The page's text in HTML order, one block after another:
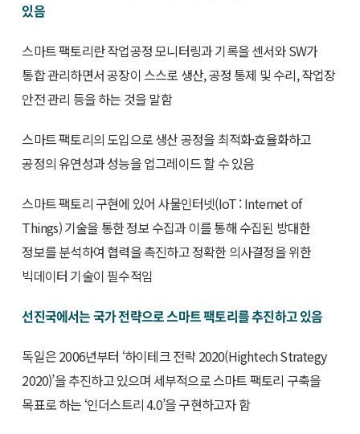
있음
스마트 팩토리란 작업공정 모니터링과 기록을 센서와 SW가
통합 관리하면서 공장이 스스로 생산, 공정 통제 및 수리, 작업장
안전 관리 등을 하는 것을 말함
스마트 팩토리의 도입으로 생산 공정을 최적화·효율화하고
공정의 유연성과 성능을 업그레이드 할 수 있음
스마트 팩토리 구현에 있어 사물인터넷(IoT : Internet of
Things) 기술을 통한 정보 수집과 이를 통해 수집된 방대한
정보를 분석하여 협력을 촉진하고 정확한 의사결정을 위한
빅데이터 기술이 필수적임
선진국에서는 국가 전략으로 스마트 팩토리를 추진하고 있음
독일은 2006년부터 ‘하이테크 전략 2020(Hightech Strategy
2020)’을 추진하고 있으며 세부적으로 스마트 팩토리 구축을
목표로 하는 ‘인더스트리 4.0’을 구현하고자 함